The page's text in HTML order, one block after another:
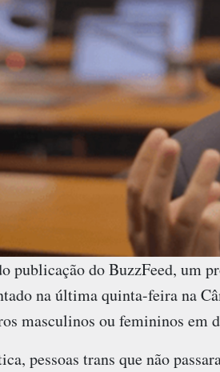
publicação do BuzzFeed, um
na última quinta-feira na
masculinos ou femininos em
pessoas trans que não